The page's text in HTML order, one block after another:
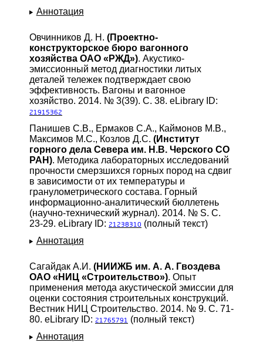
Аннотация
Овчинников Д. Н. (Проектно-
конструкторское бюро вагонного
хозяйства ОАО «РЖД»). Акустико-
эмиссионный метод диагностики литых
деталей тележек подтверждает свою
эффективность. Вагоны и вагонное
хозяйство. 2014. № 3(39). С. 38. eLibrary ID:
21915362
Панишев С.В., Ермаков С.А., Каймонов М.В.,
Максимов М.С., Козлов Д.С. (Институт
горного дела Севера им. Н.В. Черского СО
РАН). Методика лабораторных исследований
прочности смерзшихся горных пород на сдвиг
в зависимости от их температуры и
гранулометрического состава. Горный
информационно-аналитический бюллетень
(научно-технический журнал). 2014. № S. С.
23-29. eLibrary ID: 21238310 (полный текст)
Аннотация
Сагайдак А.И. (НИИЖБ им. А. А. Гвоздева
ОАО «НИЦ «Строительство»). Опыт
применения метода акустической эмиссии для
оценки состояния строительных конструкций.
Вестник НИЦ Строительство. 2014. № 9. С. 71-
80. eLibrary ID: 21765791 (полный текст)
Аннотация